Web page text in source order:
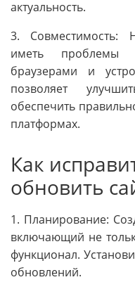
актуальность.
3. Совместимость:
иметь проблемы
браузерами и
позволяет
обеспечить
платформах.
Как
обновить
1. Планирование:
включающий не
функционал.
обновлений.